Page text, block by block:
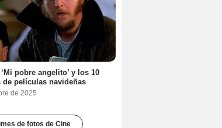
pobre angelito’ y los 10
películas navideñas
de 2025
de fotos de Cine